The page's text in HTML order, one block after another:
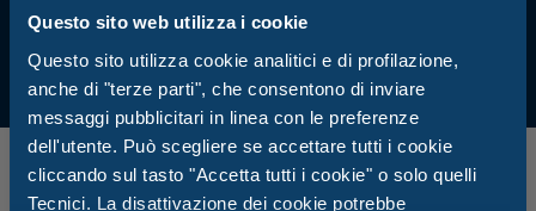
Questo sito web utilizza i cookie
Questo sito utilizza cookie analitici e di profilazione,
anche di "terze parti", che consentono di inviare
messaggi pubblicitari in linea con le preferenze
dell'utente. Può scegliere se accettare tutti i cookie
cliccando sul tasto "Accetta tutti i cookie" o solo quelli
Tecnici. La disattivazione dei cookie potrebbe